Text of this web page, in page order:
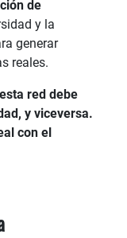
de
y la
generar
reales.
red debe
y viceversa.
con el